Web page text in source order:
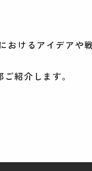
おけるアイデアや
紹介します。